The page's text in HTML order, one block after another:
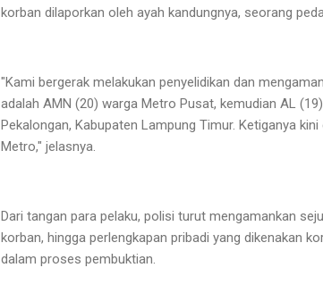
korban dilaporkan oleh ayah kandungnya, seorang
"Kami bergerak melakukan penyelidikan dan
adalah AMN (20) warga Metro Pusat, kemudian AL
Pekalongan, Kabupaten Lampung Timur. Ketiganya
Metro," jelasnya.
Dari tangan para pelaku, polisi turut mengamankan
korban, hingga perlengkapan pribadi yang dikenakan
dalam proses pembuktian.